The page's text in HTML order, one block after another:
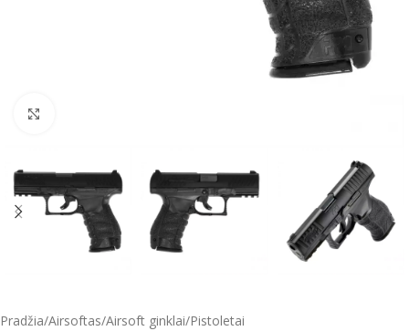
Pradžia/Airsoftas/Airsoft ginklai/Pistoletai